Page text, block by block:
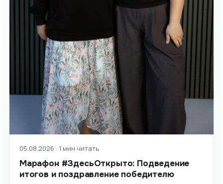
05.08.2026 · 1 мин читать
Марафон #ЗдесьОткрыто: Подведение
итогов и поздравление победителю